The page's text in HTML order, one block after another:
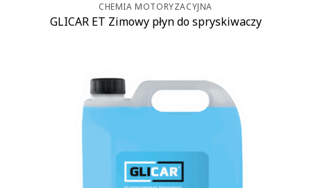
CHEMIA MOTORYZACYJNA
GLICAR ET Zimowy płyn do spryskiwaczy